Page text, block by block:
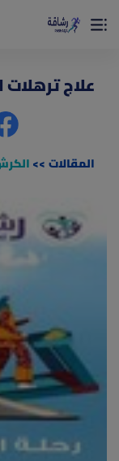
×
حساب الخطوات
المقالات
الأسئلة الشائعة(current)
أعلن معنا(current)
علاج ترهلات
المقالات>>